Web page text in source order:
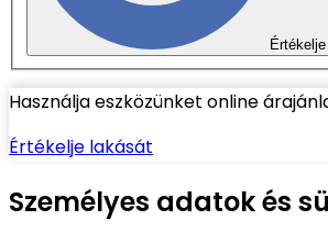
Használja eszközünket online
Értékelje lakását
Személyes adatok és